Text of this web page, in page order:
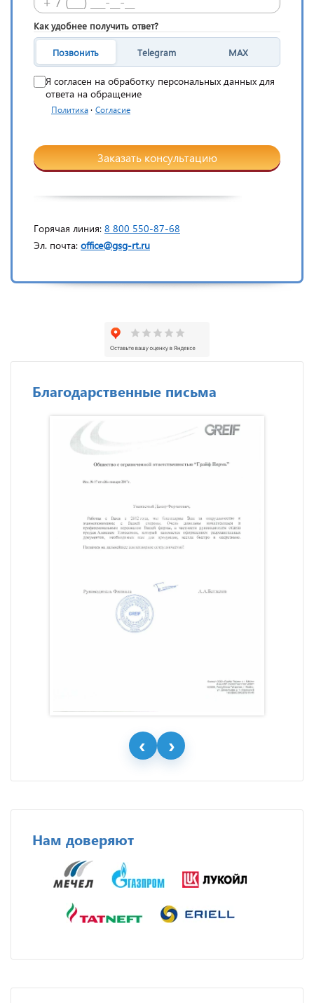
Как удобнее получить ответ?
Позвонить Telegram MAX
Я согласен на обработку персональных данных для
ответа на обращение
Политика · Согласие
Заказать консультацию
Горячая линия: 8 800 550-87-68
Эл. почта: office@gsg-rt.ru
Благодарственные письма
Нам доверяют